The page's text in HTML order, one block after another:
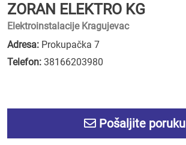
ZORAN ELEKTRO KG
Elektroinstalacije Kragujevac
Adresa: Prokupačka 7
Telefon: 38166203980
Pošaljite poruku